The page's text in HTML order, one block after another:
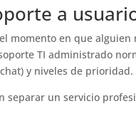
a
momento en que
TI administrado
y niveles de prioridad.
separar un servicio